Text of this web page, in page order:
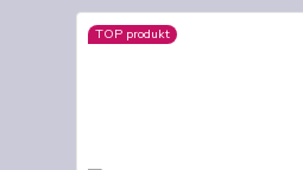
TOP produkt